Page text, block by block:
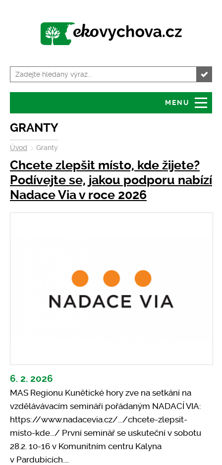
MENU
Úvod
O serveru
Tiskové zprávy
Volná místa
Granty
Servis pro školy
Kalendář akcí
Zajímavosti
GRANTY
Úvod Granty
Chcete zlepšit místo, kde žijete?
Podívejte se, jakou podporu nabízí
Nadace Via v roce 2026
6. 2. 2026
MAS Regionu Kunětické hory zve na setkání na
vzdělávávacím semináři pořádaným NADACÍ VIA:
https://www.nadacevia.cz/.../chcete-zlepsit-
misto-kde.../ První seminář se uskuteční v sobotu
28.2. 10-16 v Komunitním centru Kalyna
v Pardubicích....